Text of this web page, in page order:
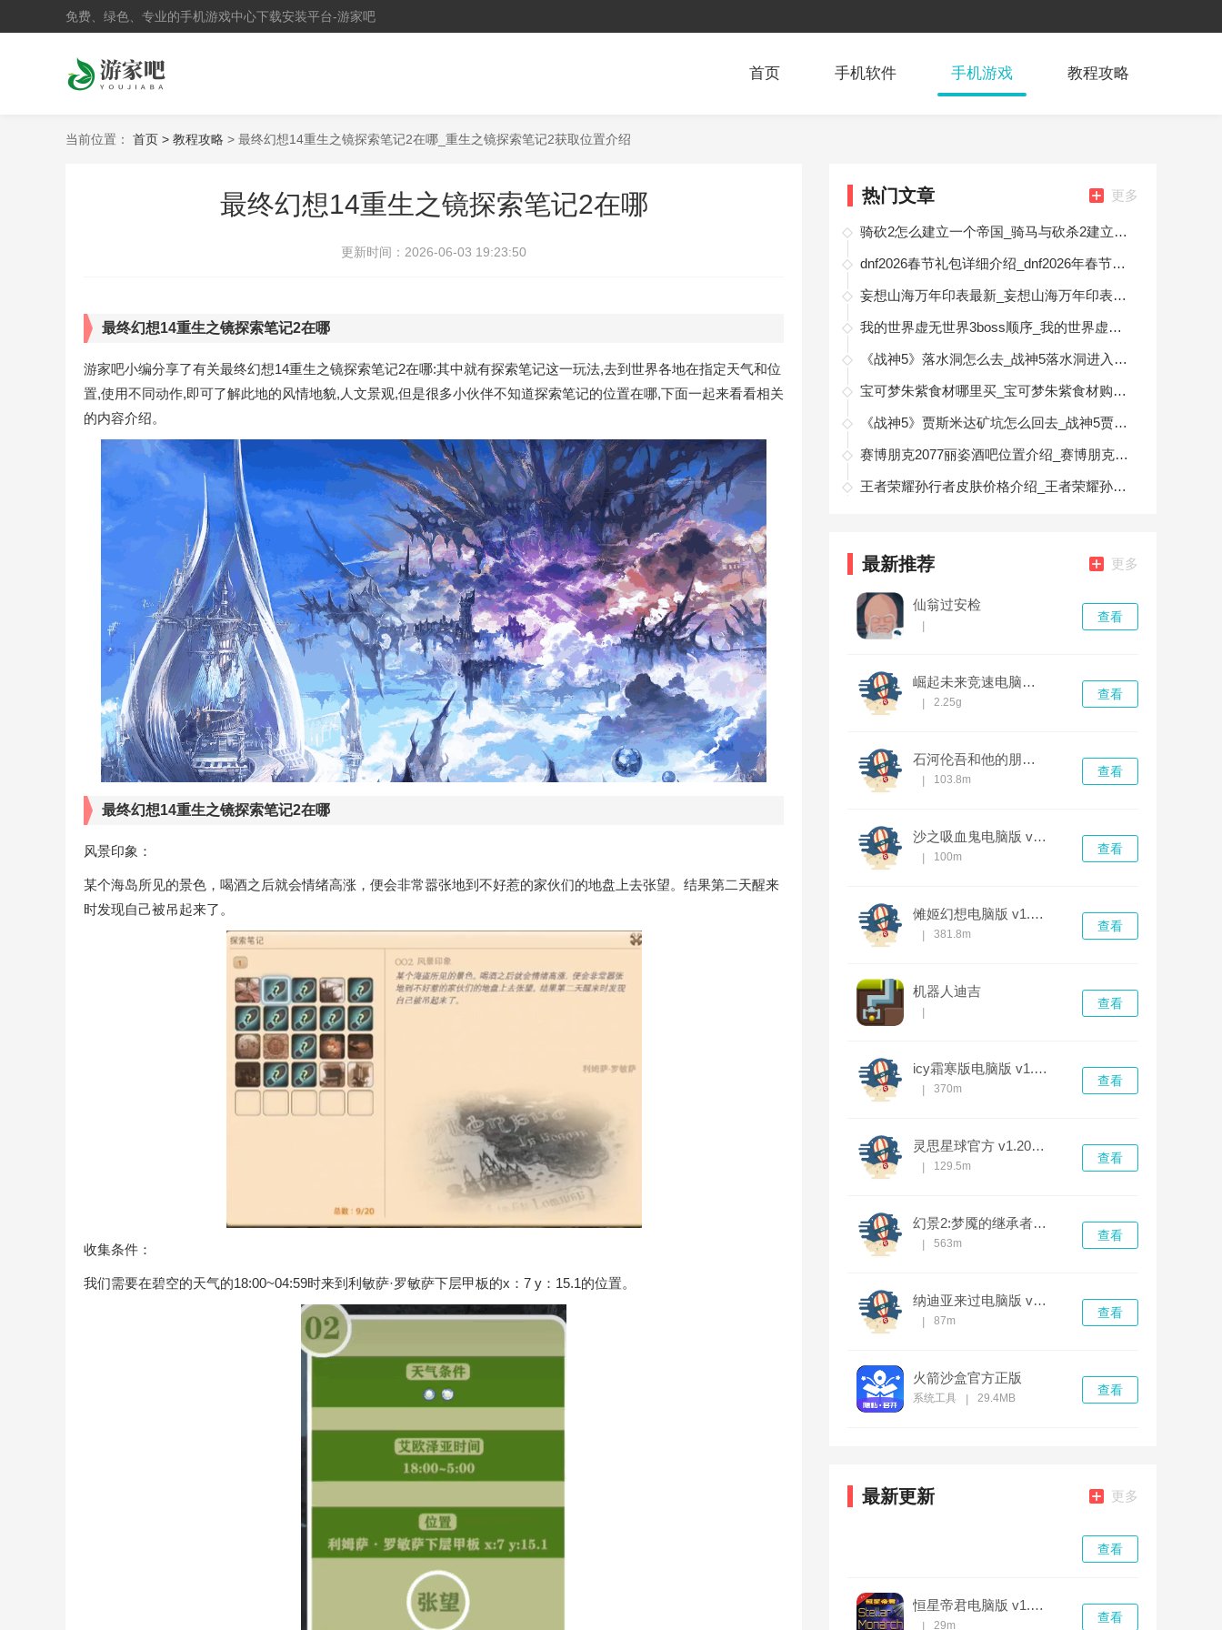
免费、绿色、专业的手机游戏中心下载安装平台-游家吧
首页 手机软件 手机游戏 教程攻略
当前位置： 首页 > 教程攻略 > 最终幻想14重生之镜探索笔记2在哪_重生之镜探索笔记2获取位置介绍
最终幻想14重生之镜探索笔记2在哪
更新时间： 2026-06-03 19:23:50
最终幻想14重生之镜探索笔记2在哪
游家吧小编分享了有关最终幻想14重生之镜探索笔记2在哪:其中就有探索笔记这一玩法,去到世界各地在指定天气和位
置,使用不同动作,即可了解此地的风情地貌,人文景观,但是很多小伙伴不知道探索笔记的位置在哪,下面一起来看看相关
的内容介绍。
最终幻想14重生之镜探索笔记2在哪
风景印象：
某个海岛所见的景色，喝酒之后就会情绪高涨，便会非常嚣张地到不好惹的家伙们的地盘上去张望。结果第二天醒来
时发现自己被吊起来了。
收集条件：
我们需要在碧空的天气的18:00~04:59时来到利敏萨·罗敏萨下层甲板的x：7 y：15.1的位置。
热门文章 更多
骑砍2怎么建立一个帝国_骑马与砍杀2建立帝国方法
dnf2026春节礼包详细介绍_dnf2026年春节礼包什么时候出
妄想山海万年印表最新_妄想山海万年印表最新一览2024
我的世界虚无世界3boss顺序_我的世界虚无世界3boss挑战顺序
《战神5》落水洞怎么去_战神5落水洞进入方法
宝可梦朱紫食材哪里买_宝可梦朱紫食材购买地点一览
《战神5》贾斯米达矿坑怎么回去_战神5贾斯米达矿坑回去方法
赛博朋克2077丽姿酒吧位置介绍_赛博朋克2077丽姿酒吧在哪地图
王者荣耀孙行者皮肤价格介绍_王者荣耀孙行者皮肤多少钱
最新推荐 更多
仙翁过安检
查看
崛起未来竞速电脑版 v1.0.0中文版
2.25g
查看
石河伦吾和他的朋友们 v1.0.0正式版
103.8m
查看
沙之吸血鬼电脑版 v1.0.0完整版
100m
查看
傩姬幻想电脑版 v1.0.0
381.8m
查看
机器人迪吉
查看
icy霜寒版电脑版 v1.0.0完整版
370m
查看
灵思星球官方 v1.20.4最新版
129.5m
查看
幻景2:梦魇的继承者电脑版 v1.0.0完整版
563m
查看
纳迪亚来过电脑版 v1.0.0完整版
87m
查看
火箭沙盒官方正版
系统工具 29.4MB
查看
最新更新 更多
查看
恒星帝君电脑版 v1.0.0
29m
查看